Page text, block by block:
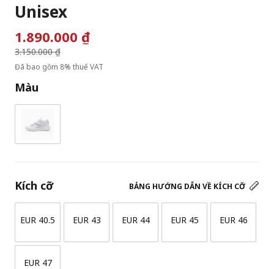
Unisex
1.890.000 ₫Giá giảm từ
3.150.000 ₫
đến
Đã bao gồm 8% thuế VAT
Màu
BẢNG HƯỚNG DẪN VỀ KÍCH CỠ
Kích cỡ
EUR 40.5 EUR 43 EUR 44 EUR 45 EUR 46
EUR 47